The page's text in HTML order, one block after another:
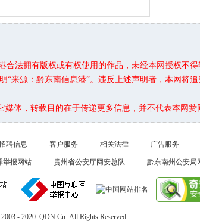
合法拥有版权或有权使用的作品，未经本网授权不
来源：黔东南信息港”。违反上述声明者，本网将追
体，转载目的在于传递更多信息，并不代表本网赞
聘信息 - 客户服务 - 相关法律 - 广告服务 -
举报网站 - 贵州省公安厅网安总队 - 黔东南州公安局
- 2020 QDN.Cn All Rights Reserved.